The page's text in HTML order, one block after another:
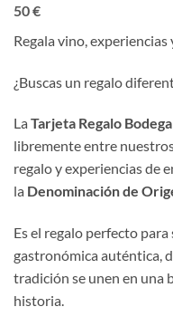
50 €
Regala vino,
¿Buscas un regalo
La Tarjeta Regalo
libremente entre
regalo y experiencias de
la Denominación de
Es el regalo perfecto
gastronómica auténtica,
tradición se unen en una
historia.